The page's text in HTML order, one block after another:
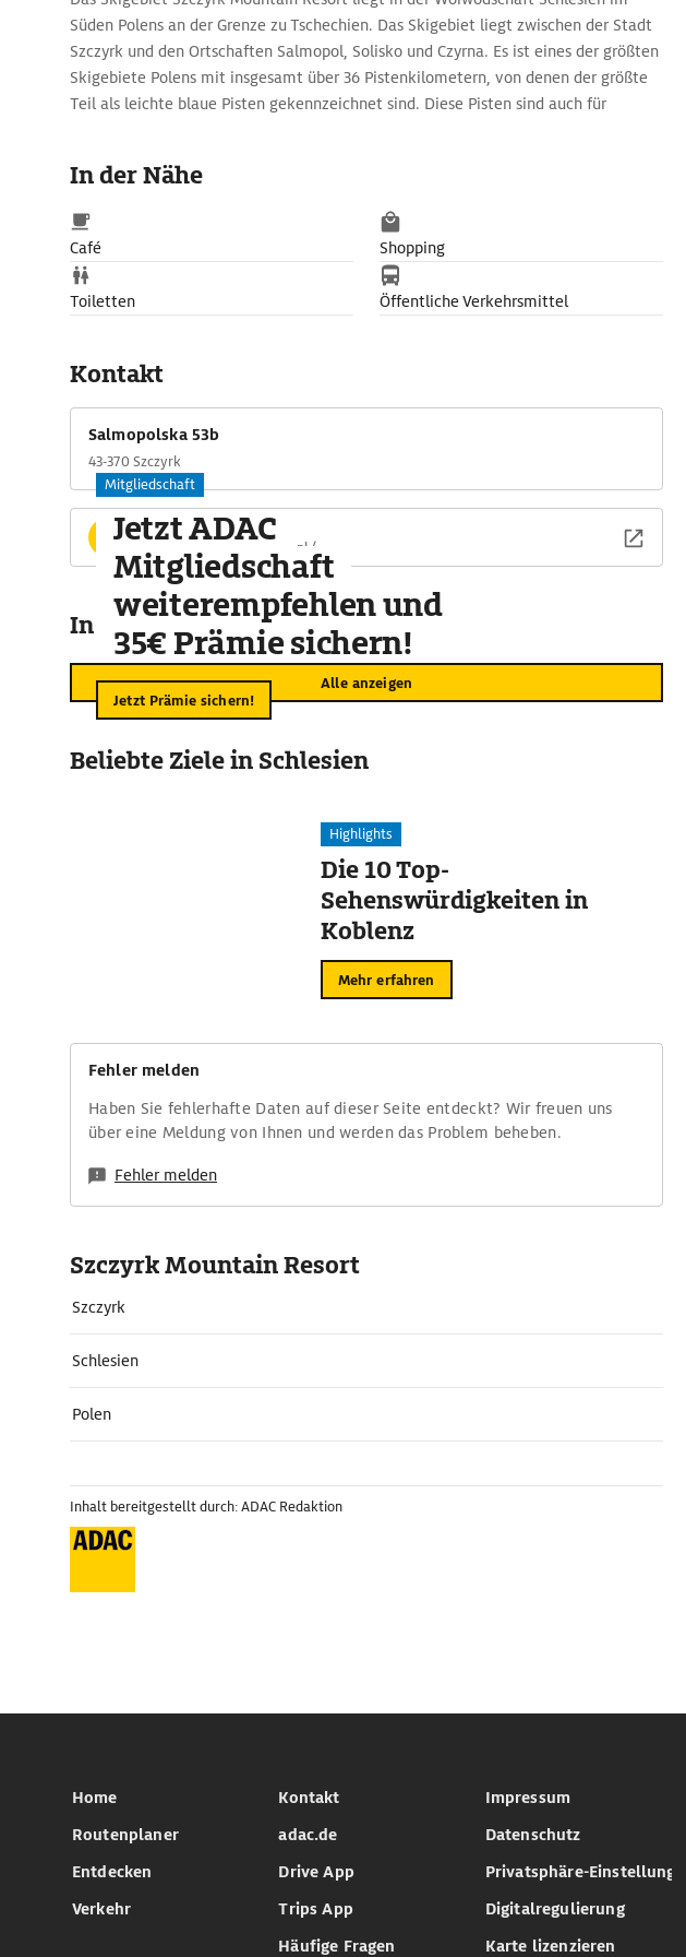
Süden Polens an der Grenze zu Tschechien. Das Skigebiet liegt zwischen der Stadt
Szczyrk und den Ortschaften Salmopol, Solisko und Czyrna. Es ist eines der größten
Skigebiete Polens mit insgesamt über 36 Pistenkilometern, von denen der größte
Teil als leichte blaue Pisten gekennzeichnet sind. Diese Pisten sind auch für
Mountain Resort sehr vielfältig und darum auch sehr beliebt. Insgesamt 10 Lifte
bringen die Wintersportbegeisterten auf eine Höhe von bis zu 1257 m.
In der Nähe
Café Shopping
Toiletten Öffentliche Verkehrsmittel
Kontakt
Salmopolska 53b
43-370 Szczyrk
Website
http://www.szczyrkowski.pl/
In der Umgebung
Alle anzeigen
Mitgliedschaft
Jetzt ADAC
Mitgliedschaft
weiterempfehlen und
35€ Prämie sichern!
Jetzt Prämie sichern!
Beliebte Ziele in Schlesien
Highlights
Die 10 Top-
Sehenswürdigkeiten in
Koblenz
Mehr erfahren
Fehler melden
Haben Sie fehlerhafte Daten auf dieser Seite entdeckt? Wir freuen uns
über eine Meldung von Ihnen und werden das Problem beheben.
Fehler melden
Szczyrk Mountain Resort
Szczyrk
Schlesien
Polen
Inhalt bereitgestellt durch: ADAC Redaktion
Home
Routenplaner
Entdecken
Verkehr
Kontakt
adac.de
Drive App
Trips App
Häufige Fragen
Impressum
Datenschutz
Privatsphäre-Einstellungen
Digitalregulierung
Karte lizenzieren